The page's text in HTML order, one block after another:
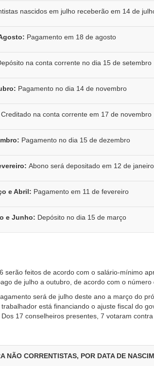
nascidos em julho receberão em 14 de
Pagamento em 18 de agosto
na conta corrente no dia 15 de setembro
Pagamento no dia 14 de novembro
Creditado na conta corrente em 17 de novembro
Pagamento no dia 15 de dezembro
Abono será depositado em 12 de janeiro
e Abril: Pagamento em 11 de fevereiro
e Junho: Depósito no dia 15 de março
serão feitos de acordo com o salário-mínimo
de julho a outubro, de acordo com o número
será de julho deste ano a março do
está financiando o ajuste fiscal do
17 conselheiros presentes, 7 votaram
NÃO CORRENTISTAS, POR DATA DE